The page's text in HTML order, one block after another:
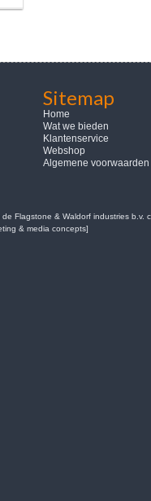
Sitemap
Home
Wat we bieden
Klantenservice
Webshop
Algemene voorwaarden
Flagstone & Waldorf industries b.v.
& media concepts]